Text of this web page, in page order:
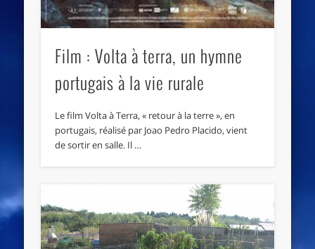
Film : Volta à terra, un hymne
portugais à la vie rurale
Le film Volta à Terra, « retour à la terre », en
portugais, réalisé par Joao Pedro Placido, vient
de sortir en salle. Il …